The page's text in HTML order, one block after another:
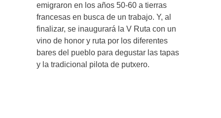
emigraron en los años 50-60 a tierras
francesas en busca de un trabajo. Y, al
finalizar, se inaugurará la V Ruta con un
vino de honor y ruta por los diferentes
bares del pueblo para degustar las tapas
y la tradicional pilota de putxero.